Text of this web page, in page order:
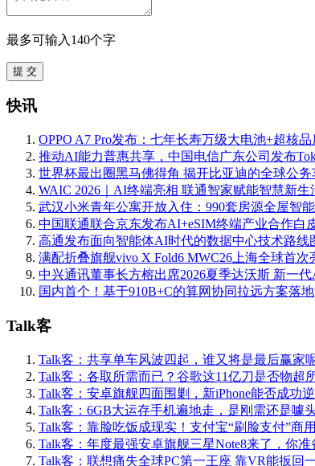
最多可输入140个字
提 交
快讯
OPPO A7 Pro发布：七年长寿万级大电池+超核品
推动AI能力普惠共享，中国电信广东公司发布
世界杯最出圈黑马佛得角 揭开比亚迪的全球公务
WAIC 2026｜AI终端亮相 联通智家赋能智慧新生
武汉小米青年公寓开放入住：990套房源全屋智
中国联通联合京东发布AI+eSIM终端产业合作白
高通发布面向智能体AI时代的数据中心技术路线
满配折叠旗舰vivo X Fold6 MWC26上海全球首次
中兴通讯董事长方榕出席2026夏季达沃斯 新一
国内首个！基于910B+C的算网协同拉远方案落地
Talk客
Talk客：共享单车风波四起，谁又将是最后赢家
Talk客：各取所需而已？谷歌这11亿刀是否物超
Talk客：安卓旗舰四面围剿，新iPhone能否成功
Talk客：6GB大运存手机遍地走，是刚需还是噱
Talk客：靠脸吃饭成现实！支付宝“刷脸支付”商
Talk客：年度最强安卓旗舰三星Note8来了，你准
Talk客：联想痛失全球PC第一王座 靠VR能扳回